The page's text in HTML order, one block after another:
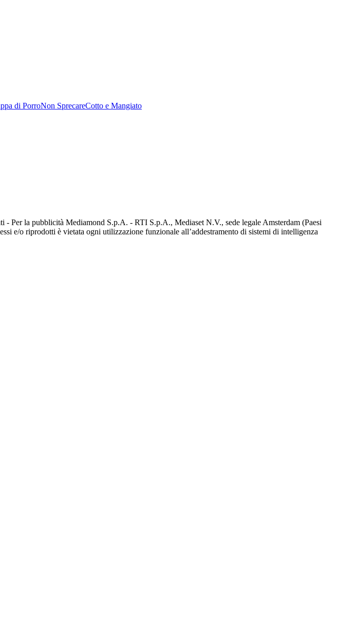
di PorroNon SprecareCotto e Mangiato
Per la pubblicità Mediamond S.p.A. - RTI S.p.A., Mediaset N.V., sede legale Amsterdam (Paesi
e/o riprodotti è vietata ogni utilizzazione funzionale all’addestramento di sistemi di intelligenza